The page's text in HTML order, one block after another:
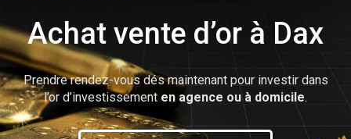
Achat vente d’or à Dax
Prendre rendez-vous dés maintenant pour investir dans
l’or d’investissement en agence ou à domicile.